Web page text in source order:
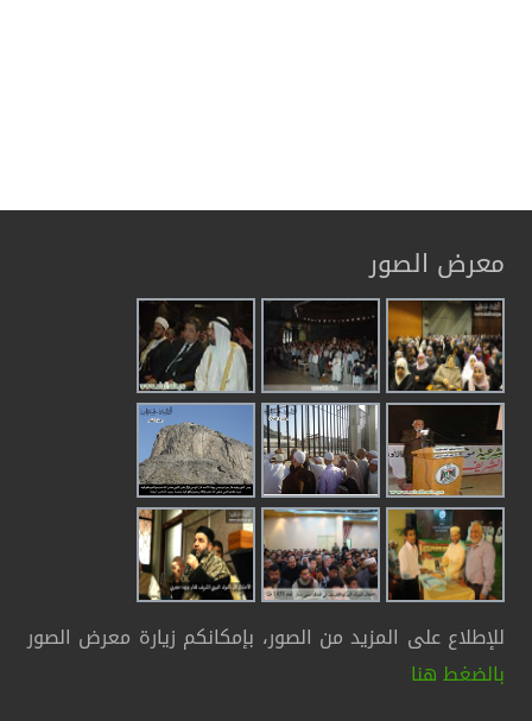
معرض الصور
للإطلاع على المزيد من الصور، بإمكانكم زيارة معرض الصور
بالضغط هنا